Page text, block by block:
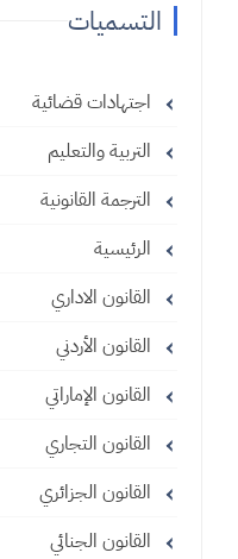
التسميات
اجتهادات قضائية
التربية والتعليم
الترجمة القانونية
الرئيسية
القانون الاداري
القانون الأردني
القانون الإماراتي
القانون التجاري
القانون الجزائري
القانون الجنائي